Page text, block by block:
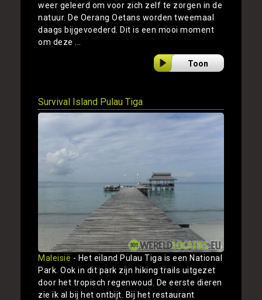
weer geleerd om voor zich zelf te zorgen in de
natuur. De Oerang Oetans worden tweemaal
daags bijgevoederd. Dit is een mooi moment
om deze ...
Toon
Survival Island Pulau Tiga
Maleisië - Het eiland Pulau Tiga is een National
Park. Ook in dit park zijn hiking trails uitgezet
door het tropisch regenwoud. De eerste dieren
zie ik al bij het ontbijt. Bij het restaurant